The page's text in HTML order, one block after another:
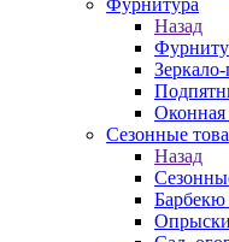
Фурнитура
Назад
Оконная
Сезонные
Назад